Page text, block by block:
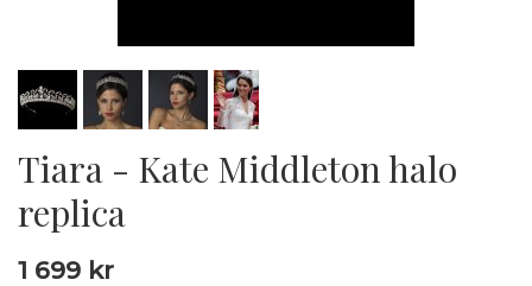
Tiara - Kate Middleton halo
replica
1 699 kr